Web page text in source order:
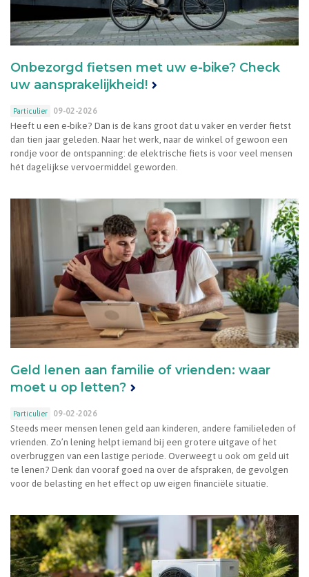
Onbezorgd fietsen met uw e-bike? Check
uw aansprakelijkheid!
Particulier 09-02-2026
Heeft u een e-bike? Dan is de kans groot dat u vaker en verder fietst
dan tien jaar geleden. Naar het werk, naar de winkel of gewoon een
rondje voor de ontspanning: de elektrische fiets is voor veel mensen
hét dagelijkse vervoermiddel geworden.
Geld lenen aan familie of vrienden: waar
moet u op letten?
Particulier 09-02-2026
Steeds meer mensen lenen geld aan kinderen, andere familieleden of
vrienden. Zo’n lening helpt iemand bij een grotere uitgave of het
overbruggen van een lastige periode. Overweegt u ook om geld uit
te lenen? Denk dan vooraf goed na over de afspraken, de gevolgen
voor de belasting en het effect op uw eigen financiële situatie.